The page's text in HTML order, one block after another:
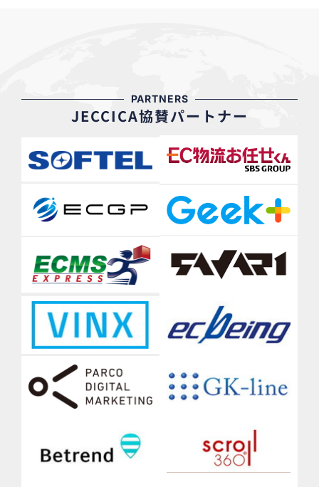
PARTNERS
JECCICA協賛パートナー